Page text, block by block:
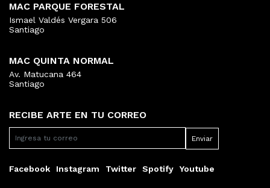
RECIBE ARTE EN TU CORREO
Facebook Instagram Twitter Spotify Youtube
MAC PARQUE FORESTAL
Ismael Valdés Vergara 506
Santiago
MAC QUINTA NORMAL
Av. Matucana 464
Santiago